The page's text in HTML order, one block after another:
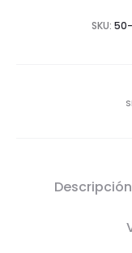
SKU: 50-
Descripción